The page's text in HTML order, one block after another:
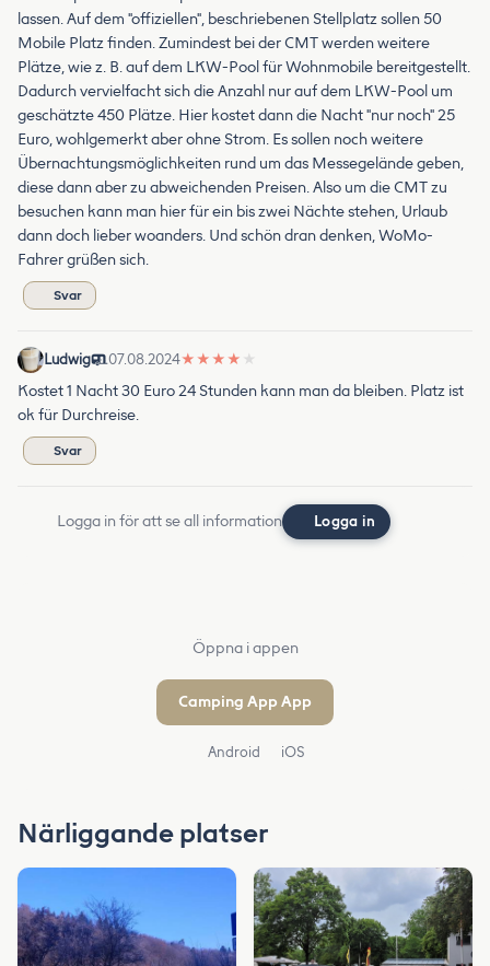
lassen. Auf dem "offiziellen", beschriebenen Stellplatz sollen 50
Mobile Platz finden. Zumindest bei der CMT werden weitere
Plätze, wie z. B. auf dem LKW-Pool für Wohnmobile bereitgestellt.
Dadurch vervielfacht sich die Anzahl nur auf dem LKW-Pool um
geschätzte 450 Plätze. Hier kostet dann die Nacht "nur noch" 25
Euro, wohlgemerkt aber ohne Strom. Es sollen noch weitere
Übernachtungsmöglichkeiten rund um das Messegelände geben,
diese dann aber zu abweichenden Preisen. Also um die CMT zu
besuchen kann man hier für ein bis zwei Nächte stehen, Urlaub
dann doch lieber woanders. Und schön dran denken, WoMo-
Fahrer grüßen sich.
Svar
Ludwig 07.08.2024★ ★ ★ ★ ★
Kostet 1 Nacht 30 Euro 24 Stunden kann man da bleiben. Platz ist
ok für Durchreise.
Svar
Logga in för att se all information Logga in
Öppna i appen
Camping App App
Android iOS
Närliggande platser